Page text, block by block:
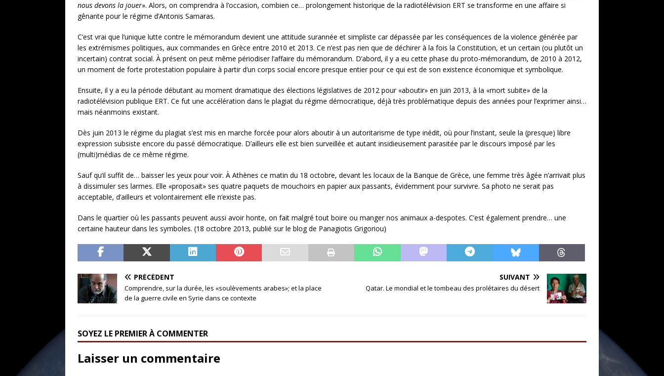
nous devons la jouer». Alors, on comprendra à l’occasion, combien ce… prolongement historique de la radiotélévision ERT se transforme en une affaire si
gênante pour le régime d’Antonis Samaras.
C’est vrai que l’unique lutte contre le mémorandum devient une attitude surannée et simpliste car dépassée par les conséquences de la violence générée par
les extrémismes politiques, aux commandes en Grèce entre 2010 et 2013. Ce n’est pas rien que de déchirer à la fois la Constitution, et un certain (ou plutôt un
incertain) contrat social. À présent on peut même périodiser l’affaire du mémorandum. D’abord, il y a eu cette phase du proto-mémorandum, de 2010 à 2012,
un moment de forte protestation populaire à partir d’un corps social encore presque entier pour ce qui est de son existence économique et symbolique.
Ensuite, il y a eu la période débutant au moment dramatique des élections législatives de 2012 pour «aboutir» en juin 2013, à la «mort subite» de la
radiotélévision publique ERT. Ce fut une accélération dans le plagiat du régime démocratique, déjà très problématique depuis des années pour l’exprimer ainsi…
mais néanmoins existant.
Dès juin 2013 le régime du plagiat s’est mis en marche forcée pour alors aboutir à un autoritarisme de type inédit, où pour l’instant, seule la (presque) libre
expression subsiste encore du passé démocratique. D’ailleurs elle est bien surveillée et autant insidieusement parasitée par le discours imposé par les
(multi)médias de ce même régime.
Sauf qu’il suffit de… baisser les yeux pour voir. À Athènes ce matin du 18 octobre, devant les locaux de la Banque de Grèce, une femme très âgée n’arrivait plus
à dissimuler ses larmes. Elle «proposait» ses quatre paquets de mouchoirs en papier aux passants, évidemment pour survivre. Sa photo ne serait pas
acceptable, d’ailleurs et volontairement elle n’existe pas.
Dans le quartier où les passants peuvent aussi avoir honte, on fait malgré tout boire ou manger nos animaux a-despotes. C’est également prendre… une
certaine hauteur dans les symboles. (18 octobre 2013, publié sur le blog de Panagiotis Grigoriou)
PRÉCÉDENT
Comprendre, sur la durée, les «soulèvements arabes»; et la place
de la guerre civile en Syrie dans ce contexte
SUIVANT
Qatar. Le mondial et le tombeau des prolétaires du désert
SOYEZ LE PREMIER À COMMENTER
Laisser un commentaire